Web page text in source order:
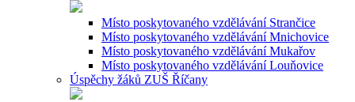
Místo poskytovaného vzdělávání Strančice
Místo poskytovaného vzdělávání Mnichovice
Místo poskytovaného vzdělávání Mukařov
Místo poskytovaného vzdělávání Louňovice
Úspěchy žáků ZUŠ Říčany